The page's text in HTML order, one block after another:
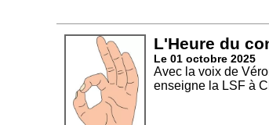
L'Heure du
Le 01 octobre 2025
Avec la voix de
enseigne la LSF à